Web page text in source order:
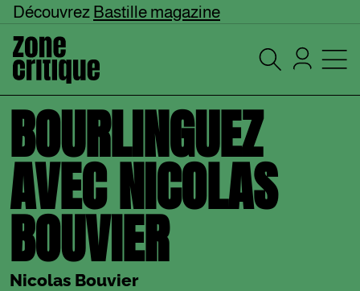
Découvrez Bastille magazine
BOURLINGUEZ
AVEC NICOLAS
BOUVIER
Nicolas Bouvier